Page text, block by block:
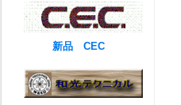
新品 CEC